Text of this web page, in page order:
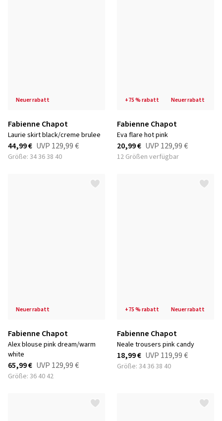
neuer rabatt
Fabienne Chapot
laurie skirt black/creme brulee
44,99 € UVP 129,99 €
Größe: 34 36 38 40
+75 % rabatt neuer rabatt
Fabienne Chapot
eva flare hot pink
20,99 € UVP 129,99 €
12 Größen verfügbar
neuer rabatt
Fabienne Chapot
alex blouse pink dream/warm
white
65,99 € UVP 129,99 €
Größe: 36 40 42
+75 % rabatt neuer rabatt
Fabienne Chapot
neale trousers pink candy
18,99 € UVP 119,99 €
Größe: 34 36 38 40